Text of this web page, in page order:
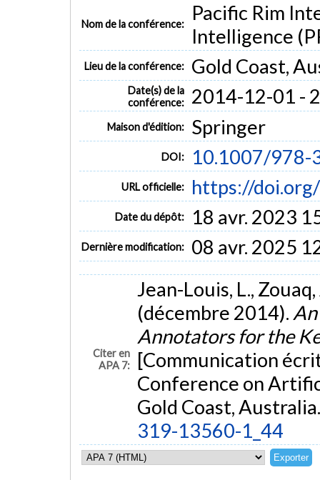
Nom de la conférence:
Pacific Rim
Intelligence
Lieu de la conférence: Gold Coast,
Date(s) de la
conférence:
2014-12-01 -
Maison d'édition: Springer
DOI: 10.1007/978-
URL officielle: https://
Date du dépôt: 18 avr. 2023
Dernière modification: 08 avr. 2025
Citer en
APA 7:
Jean-Louis, L., Zouaq,
(décembre 2014).
Annotators for the
[Communication
Conference on
Gold Coast,
319-13560-1_44